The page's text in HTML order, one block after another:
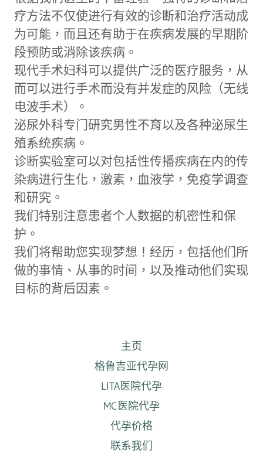
疗方法不仅使进行有效的诊断和治疗活动成
为可能，而且还有助于在疾病发展的早期阶
段预防或消除该疾病。
现代手术妇科可以提供广泛的医疗服务，从
而可以进行手术而没有并发症的风险（无线
电波手术）。
泌尿外科专门研究男性不育以及各种泌尿生
殖系统疾病。
诊断实验室可以对包括性传播疾病在内的传
染病进行生化，激素，血液学，免疫学调查
和研究。
我们特别注意患者个人数据的机密性和保
护。
我们将帮助您实现梦想！经历，包括他们所
做的事情、从事的时间，以及推动他们实现
目标的背后因素。
主页
格鲁吉亚代孕网
LITA医院代孕
MC医院代孕
代孕价格
联系我们